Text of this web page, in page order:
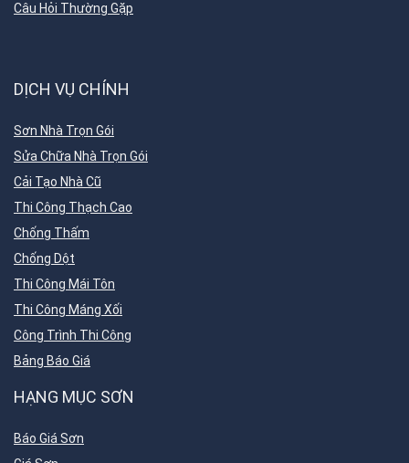
Câu Hỏi Thường Gặp
DỊCH VỤ CHÍNH
Sơn Nhà Trọn Gói
Sửa Chữa Nhà Trọn Gói
Cải Tạo Nhà Cũ
Thi Công Thạch Cao
Chống Thấm
Chống Dột
Thi Công Mái Tôn
Thi Công Máng Xối
Công Trình Thi Công
Bảng Báo Giá
HẠNG MỤC SƠN
Báo Giá Sơn